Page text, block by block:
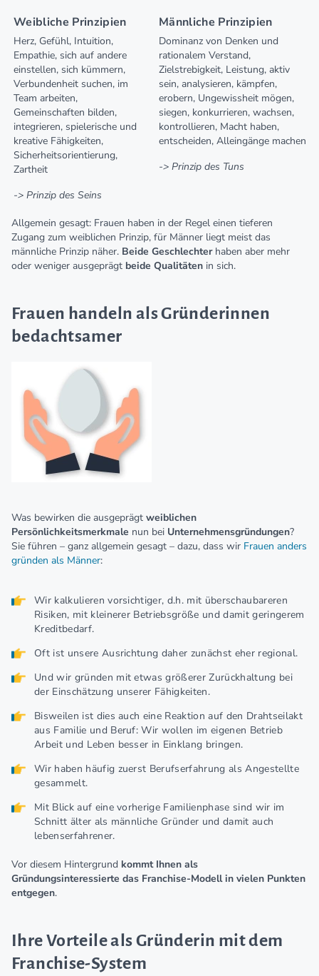
Weibliche Prinzipien Männliche Prinzipien
Herz, Gefühl, Intuition,
Empathie, sich auf andere
einstellen, sich kümmern,
Verbundenheit suchen, im
Team arbeiten,
Gemeinschaften bilden,
integrieren, spielerische und
kreative Fähigkeiten,
Sicherheitsorientierung,
Zartheit
-> Prinzip des Seins
Dominanz von Denken und
rationalem Verstand,
Zielstrebigkeit, Leistung, aktiv
sein, analysieren, kämpfen,
erobern, Ungewissheit mögen,
siegen, konkurrieren, wachsen,
kontrollieren, Macht haben,
entscheiden, Alleingänge machen
-> Prinzip des Tuns
Allgemein gesagt: Frauen haben in der Regel einen tieferen
Zugang zum weiblichen Prinzip, für Männer liegt meist das
männliche Prinzip näher. Beide Geschlechterhaben aber mehr
oder weniger ausgeprägt beide Qualitäten in sich.
Frauen handeln als Gründerinnen
bedachtsamer
Was bewirken die ausgeprägt weiblichen
Persönlichkeitsmerkmale nun bei Unternehmensgründungen?
Sie führen – ganz allgemein gesagt – dazu, dass wir Frauen anders
gründen als Männer:
Wir kalkulieren vorsichtiger, d.h. mit überschaubareren
Risiken, mit kleinerer Betriebsgröße und damit geringerem
Kreditbedarf.
Oft ist unsere Ausrichtung daher zunächst eher regional.
Und wir gründen mit etwas größerer Zurückhaltung bei
der Einschätzung unserer Fähigkeiten.
Bisweilen ist dies auch eine Reaktion auf den Drahtseilakt
aus Familie und Beruf: Wir wollen im eigenen Betrieb
Arbeit und Leben besser in Einklang bringen.
Wir haben häufig zuerst Berufserfahrung als Angestellte
gesammelt.
Mit Blick auf eine vorherige Familienphase sind wir im
Schnitt älter als männliche Gründer und damit auch
lebenserfahrener.
Vor diesem Hintergrund kommt Ihnen als
Gründungsinteressierte das Franchise-Modell in vielen Punkten
entgegen.
Ihre Vorteile als Gründerin mit dem
Franchise-System